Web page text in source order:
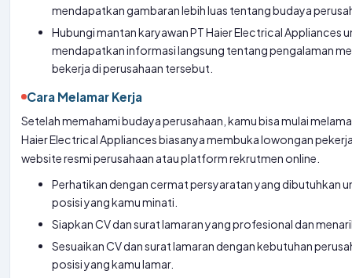
mendapatkan gambaran lebih luas tentang budaya
Hubungi mantan karyawan PT Haier Electrical Appliances
mendapatkan informasi langsung tentang pengalaman
bekerja di perusahaan tersebut.
Cara Melamar Kerja
Setelah memahami budaya perusahaan, kamu bisa mulai
Haier Electrical Appliances biasanya membuka lowongan
website resmi perusahaan atau platform rekrutmen online.
Perhatikan dengan cermat persyaratan yang dibutuhkan
posisi yang kamu minati.
Siapkan CV dan surat lamaran yang profesional dan
Sesuaikan CV dan surat lamaran dengan kebutuhan
posisi yang kamu lamar.